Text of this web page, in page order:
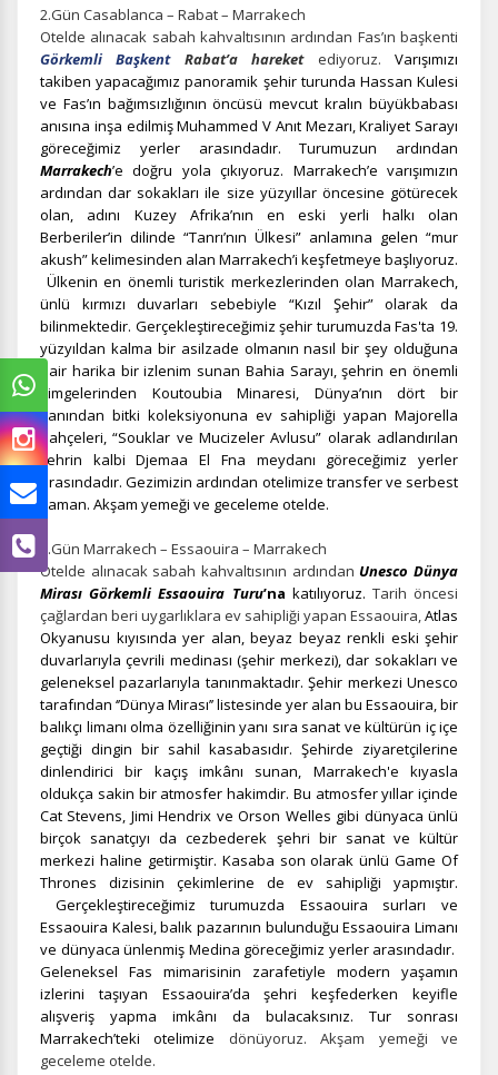
ÇEREZ KULLANIM AYARLARINIZ
Çerez tercihlerinizibelirleyin.
Daha fazla bilgi içinKVKK bilgilendirmemizi,çerez kullanımve
gizlilik koşullarını inceleyebilirsiniz.
Zorunlu Çerezler HER ZAMAN AKTIF
Oturum yönetimi, güvenlik ve temel site işlevleri için
gereklidir. Bu çerezler olmadan site düzgün çalışmaz ve
devre dışı bırakılamaz.
2.Gün Casablanca – Rabat – Marrakech
Otelde alınacak sabah kahvaltısının ardından Fas’ın başkenti
Görkemli Başkent Rabat’a hareketediyoruz.Varışımızı
takiben yapacağımız panoramik şehir turunda Hassan Kulesi
ve Fas’ın bağımsızlığının öncüsü mevcut kralın büyükbabası
anısına inşa edilmiş Muhammed V Anıt Mezarı, Kraliyet Sarayı
göreceğimiz yerler arasındadır. Turumuzun ardından
Marrakech’e doğru yola çıkıyoruz. Marrakech’e varışımızın
ardından dar sokakları ile size yüzyıllar öncesine götürecek
olan, adını Kuzey Afrika’nın en eski yerli halkı olan
Berberiler’in dilinde “Tanrı’nın Ülkesi” anlamına gelen “mur
akush” kelimesinden alan Marrakech’i keşfetmeye başlıyoruz.
Ülkenin en önemli turistik merkezlerinden olan Marrakech,
ünlü kırmızı duvarları sebebiyle “Kızıl Şehir” olarak da
bilinmektedir. Gerçekleştireceğimiz şehir turumuzda Fas'ta 19.
yüzyıldan kalma bir asilzade olmanın nasıl bir şey olduğuna
dair harika bir izlenim sunan Bahia Sarayı, şehrin en önemli
simgelerinden Koutoubia Minaresi, Dünya’nın dört bir
yanından bitki koleksiyonuna ev sahipliği yapan Majorella
Bahçeleri, “Souklar ve Mucizeler Avlusu” olarak adlandırılan
şehrin kalbi Djemaa El Fna meydanı göreceğimiz yerler
arasındadır. Gezimizin ardından otelimize transfer ve serbest
zaman. Akşam yemeği ve geceleme otelde.
3.Gün Marrakech – Essaouira – Marrakech
Otelde alınacak sabah kahvaltısının ardından Unesco Dünya
Mirası Görkemli Essaouira Turu’na katılıyoruz. Tarih öncesi
çağlardan beri uygarlıklara ev sahipliği yapan Essaouira,Atlas
Okyanusu kıyısında yer alan, beyaz beyaz renkli eski şehir
duvarlarıyla çevrili medinası (şehir merkezi), dar sokakları ve
geleneksel pazarlarıyla tanınmaktadır. Şehir merkezi Unesco
tarafından ‘’Dünya Mirası’’ listesinde yer alan bu Essaouira, bir
balıkçı limanı olma özelliğinin yanı sıra sanat ve kültürün iç içe
geçtiği dingin bir sahil kasabasıdır. Şehirde ziyaretçilerine
dinlendirici bir kaçış imkânı sunan, Marrakech'e kıyasla
oldukça sakin bir atmosfer hakimdir. Bu atmosfer yıllar içinde
Cat Stevens, Jimi Hendrix ve Orson Welles gibi dünyaca ünlü
birçok sanatçıyı da cezbederek şehri bir sanat ve kültür
merkezi haline getirmiştir. Kasaba son olarak ünlü Game Of
Thrones dizisinin çekimlerine de ev sahipliği yapmıştır.
Gerçekleştireceğimiz turumuzda Essaouira surları ve
Essaouira Kalesi, balık pazarının bulunduğu Essaouira Limanı
ve dünyaca ünlenmiş Medina göreceğimiz yerler arasındadır.
Geleneksel Fas mimarisinin zarafetiyle modern yaşamın
izlerini taşıyan Essaouira’da şehri keşfederken keyifle
alışveriş yapma imkânı da bulacaksınız. Tur sonrası
Marrakech’teki otelimize dönüyoruz. Akşam yemeği ve
geceleme otelde.